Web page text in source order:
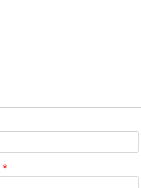
*